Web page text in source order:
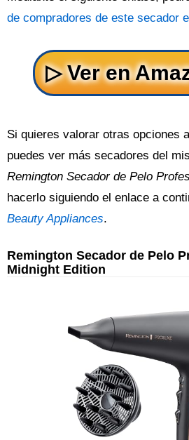
de compradores de este secador
Si quieres valorar otras opciones
puedes ver más secadores del
Remington Secador de Pelo
hacerlo siguiendo el enlace a
Beauty Appliances.
Remington Secador de Pelo
Midnight Edition